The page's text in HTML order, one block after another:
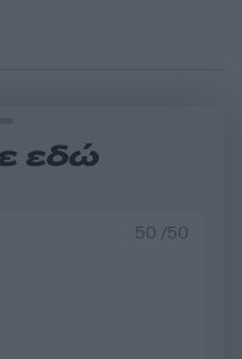
εδώ
50 /50